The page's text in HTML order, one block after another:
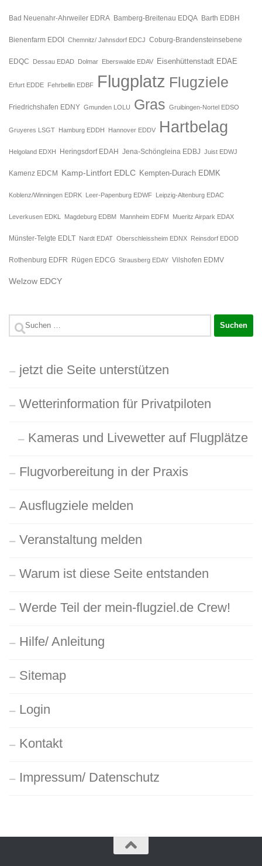
Bad Neuenahr-Ahrweiler EDRA Bamberg-Breitenau EDQA Barth EDBH
Bienenfarm EDOI Chemnitz/ Jahnsdorf EDCJ Coburg-Brandensteinsebene
EDQC Dessau EDAD Dolmar Eberswalde EDAV Eisenhüttenstadt EDAE
Erfurt EDDE Fehrbellin EDBF Flugplatz Flugziele
Friedrichshafen EDNY Gmunden LOLU Gras Gruibingen-Nortel EDSO
Gruyeres LSGT Hamburg EDDH Hannover EDDV Hartbelag
Helgoland EDXH Heringsdorf EDAH Jena-Schöngleina EDBJ Juist EDWJ
Kamenz EDCM Kamp-Lintfort EDLC Kempten-Durach EDMK
Koblenz/Winningen EDRK Leer-Papenburg EDWF Leipzig-Altenburg EDAC
Leverkusen EDKL Magdeburg EDBM Mannheim EDFM Mueritz Airpark EDAX
Münster-Telgte EDLT Nardt EDAT Oberschleissheim EDNX Reinsdorf EDOD
Rothenburg EDFR Rügen EDCG Strausberg EDAY Vilshofen EDMV
Welzow EDCY
Suchen
jetzt die Seite unterstützen
Wetterinformation für Privatpiloten
Kameras und Livewetter auf Flugplätze
Flugvorbereitung in der Praxis
Ausflugziele melden
Veranstaltung melden
Warum ist diese Seite entstanden
Werde Teil der mein-flugziel.de Crew!
Hilfe/ Anleitung
Sitemap
Login
Kontakt
Impressum/ Datenschutz